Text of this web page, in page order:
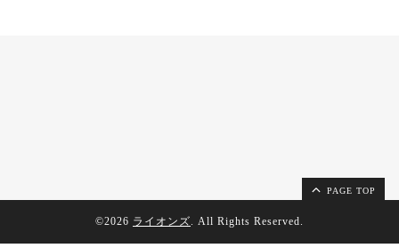
PAGE TOP
©2026 ライオンズ. All Rights Reserved.